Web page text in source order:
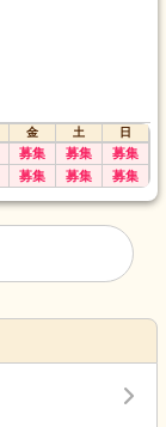
金 土
日
募集 募集 募集
募集 募集 募集